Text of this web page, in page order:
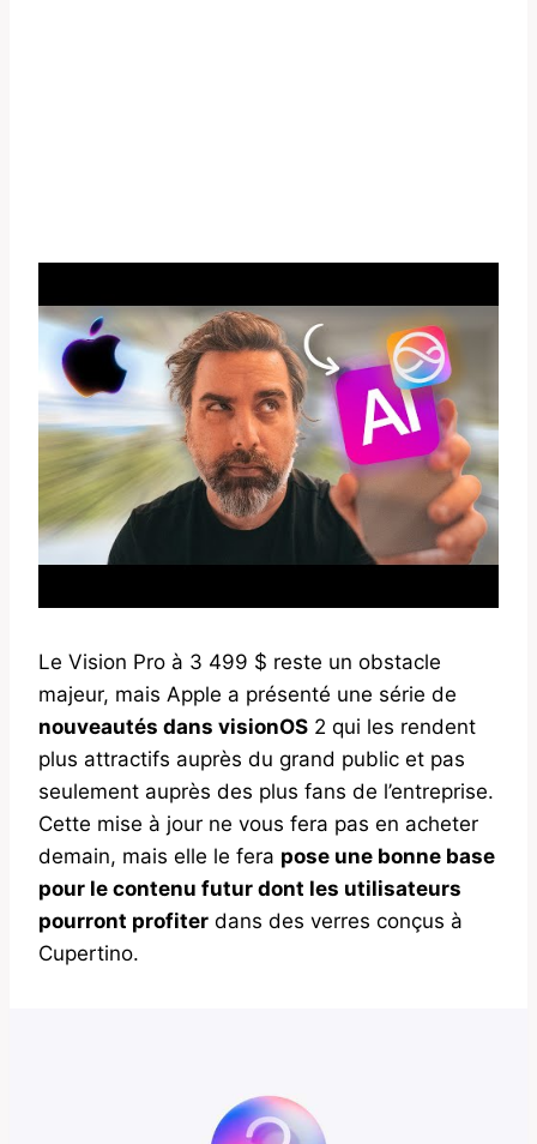
Le Vision Pro à 3 499 $ reste un obstacle
majeur, mais Apple a présenté une série de
nouveautés dans visionOS 2 qui les rendent
plus attractifs auprès du grand public et pas
seulement auprès des plus fans de l’entreprise.
Cette mise à jour ne vous fera pas en acheter
demain, mais elle le fera pose une bonne base
pour le contenu futur dont les utilisateurs
pourront profiter dans des verres conçus à
Cupertino.